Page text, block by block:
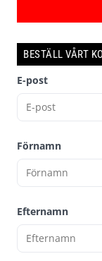
BESTÄLL VÅRT
E-post
Förnamn
Efternamn